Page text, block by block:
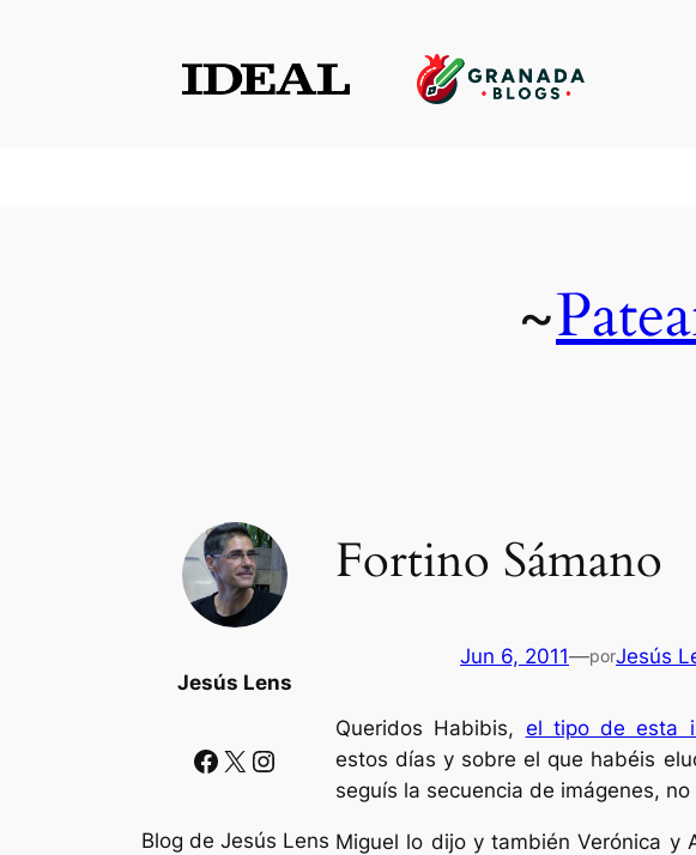
~
Jesús Lens
Facebook X Instagram
Blog de Jesús Lens
Fortino Sámano
Jun 6, 2011—porJesús
Queridos Habibis, el tipo de esta
estos días y sobre el que habéis
seguís la secuencia de imágenes,
Miguel lo dijo y también Verónica y